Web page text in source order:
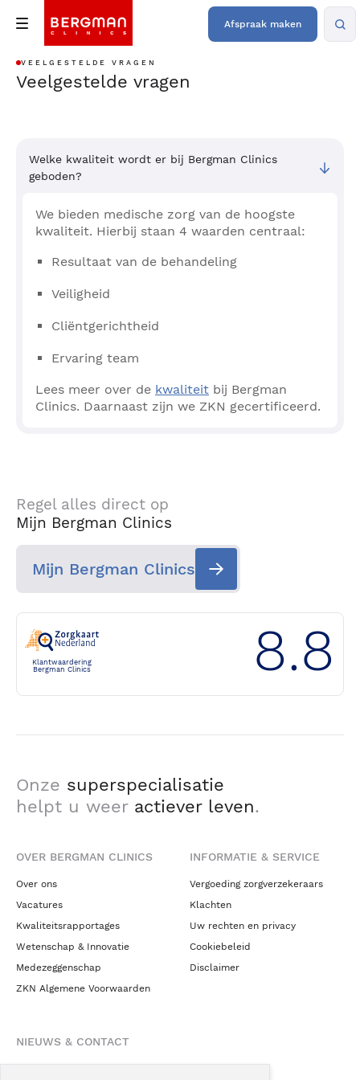
Afspraak maken
VEELGESTELDE VRAGEN
Veelgestelde vragen
Welke kwaliteit wordt er bij Bergman Clinics
geboden?
We bieden medische zorg van de hoogste
kwaliteit. Hierbij staan 4 waarden centraal:
Resultaat van de behandeling
Veiligheid
Cliëntgerichtheid
Ervaring team
Lees meer over de kwaliteit bij Bergman
Clinics. Daarnaast zijn we ZKN gecertificeerd.
Regel alles direct op
Mijn Bergman Clinics
Mijn Bergman Clinics
Klantwaardering
Bergman Clinics
8.8
Onze superspecialisatie
helpt u weer actiever leven.
OVER BERGMAN CLINICS
Over ons
Vacatures
Kwaliteitsrapportages
Wetenschap & Innovatie
Medezeggenschap
ZKN Algemene Voorwaarden
INFORMATIE & SERVICE
Vergoeding zorgverzekeraars
Klachten
Uw rechten en privacy
Cookiebeleid
Disclaimer
NIEUWS & CONTACT